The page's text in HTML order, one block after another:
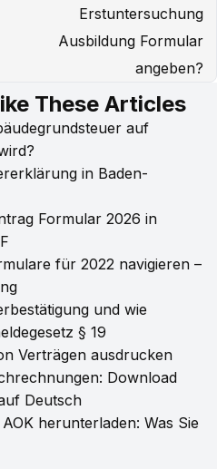
Erstuntersuchung
Ausbildung Formular
angeben?
These Articles
auf
in Baden-
Formular 2026 in
für 2022 navigieren –
und wie
§ 19
Verträgen ausdrucken
Download
Deutsch
herunterladen: Was Sie